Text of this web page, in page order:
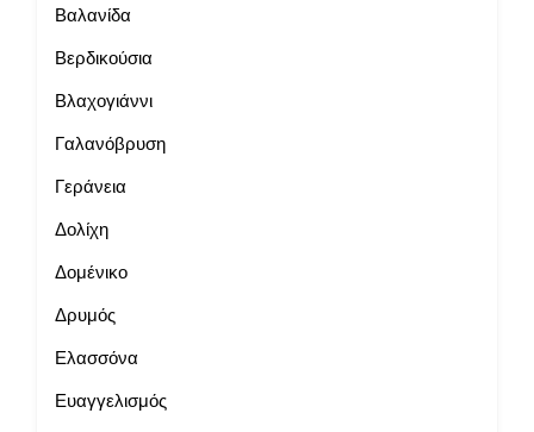
Βαλανίδα
Βερδικούσια
Βλαχογιάννι
Γαλανόβρυση
Γεράνεια
Δολίχη
Δομένικο
Δρυμός
Ελασσόνα
Ευαγγελισμός